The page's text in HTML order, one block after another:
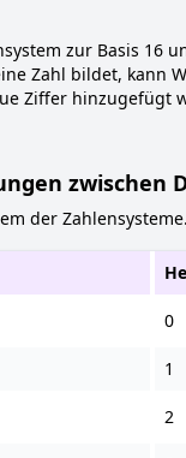
zur Basis 16
Zahl bildet, kann
Ziffer hinzugefügt
zwischen
der Zahlensysteme.
0
1
2